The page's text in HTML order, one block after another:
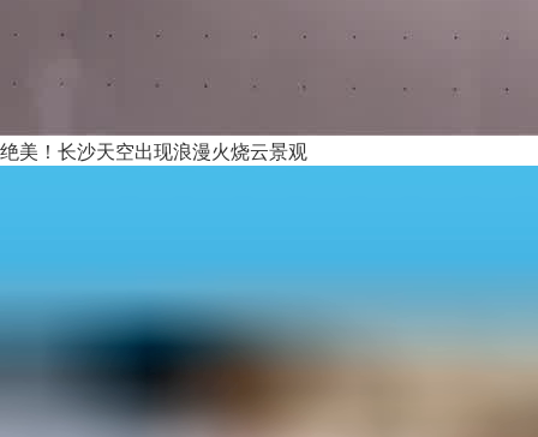
绝美！长沙天空出现浪漫火烧云景观